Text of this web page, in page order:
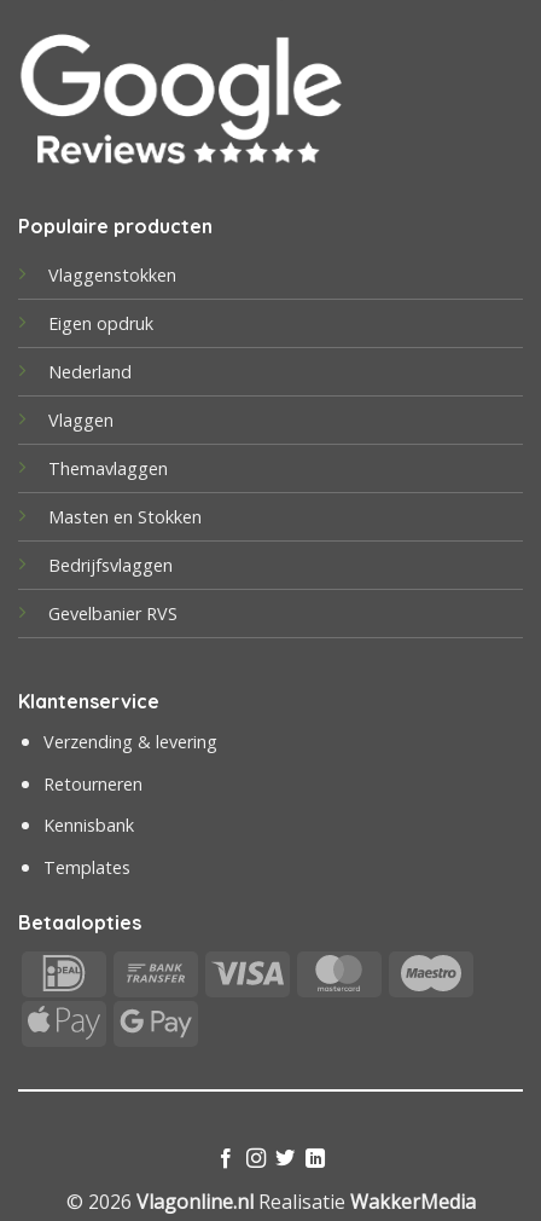
Populaire producten
Vlaggenstokken
Eigen opdruk
Nederland
Vlaggen
Themavlaggen
Masten en Stokken
Bedrijfsvlaggen
Gevelbanier RVS
Klantenservice
Verzending & levering
Retourneren
Kennisbank
Templates
Betaalopties
IDeal
Bank
Visa MasterCard
Apple
Google
© 2026 Vlagonline.nlRealisatie WakkerMedia